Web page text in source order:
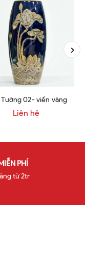
02- viền vàng
Liên hệ
PHÍ
từ 2tr